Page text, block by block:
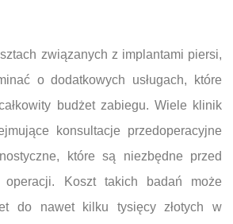
związanych z implantami piersi,
o dodatkowych usługach, które
budżet zabiegu. Wiele klinik
konsultacje przedoperacyjne
które są niezbędne przed
operacji. Koszt takich badań może
do nawet kilku tysięcy złotych w